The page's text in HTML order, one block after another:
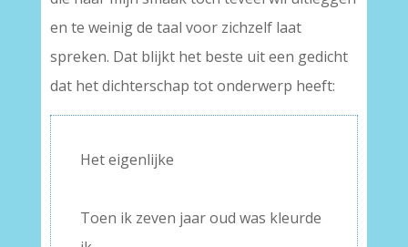
en te weinig de taal voor zichzelf laat
spreken. Dat blijkt het beste uit een gedicht
dat het dichterschap tot onderwerp heeft:
Het eigenlijke
Toen ik zeven jaar oud was kleurde